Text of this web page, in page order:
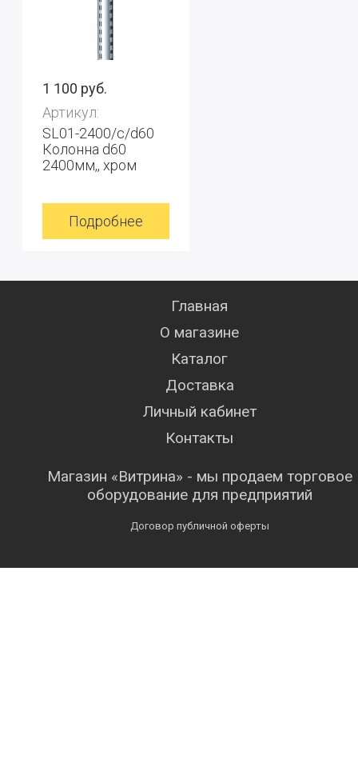
1 100 руб.
Артикул:
SL01-2400/с/d60
Колонна d60
2400мм,, хром
Подробнее
Главная
О магазине
Каталог
Доставка
Личный кабинет
Контакты
Магазин «Витрина» - мы продаем торговое
оборудование для предприятий
Договор публичной оферты